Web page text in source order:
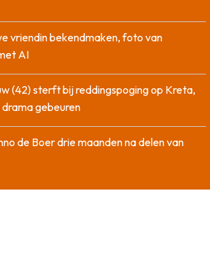
vriendin bekendmaken, foto van
AI
(42) sterft bij reddingspoging op Kreta,
gebeuren
de Boer drie maanden na delen van